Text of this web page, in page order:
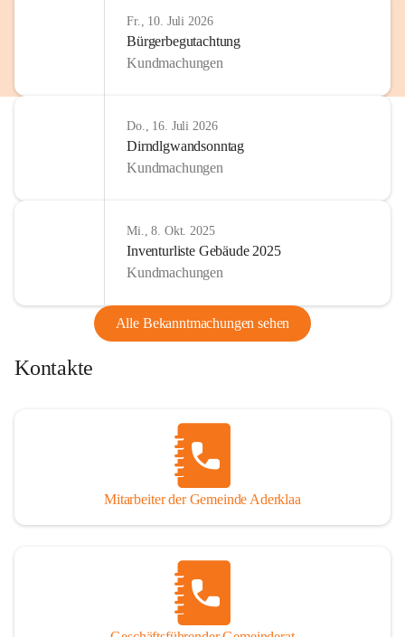
Fr., 10. Juli 2026
Bürgerbegutachtung
Kundmachungen
Do., 16. Juli 2026
Dirndlgwandsonntag
Kundmachungen
Mi., 8. Okt. 2025
Inventurliste Gebäude 2025
Kundmachungen
Alle Bekanntmachungen sehen
Kontakte
Mitarbeiter der Gemeinde Aderklaa